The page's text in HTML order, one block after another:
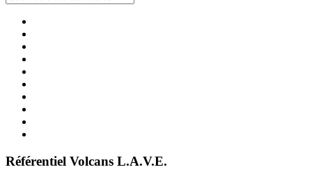
Référentiel Volcans L.A.V.E.